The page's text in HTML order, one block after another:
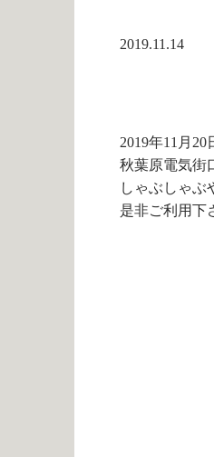
2019.11.14
2019年11月
秋葉原電気街
しゃぶしゃぶ
是非ご利用下